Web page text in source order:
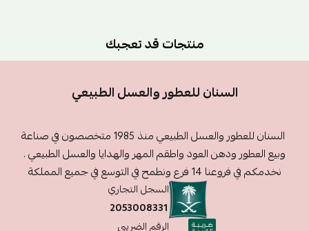
منتجات قد تعجبك
السنان للعطور والعسل الطبيعي
السنان للعطور والعسل الطبيعي منذ 1985 متخصصون في صناعة
وبيع العطور ودهن العود واطقم المهر والهدايا والعسل الطبيعي .
نخدمكم في فروعنا 14 فرع ونطمح في التوسع في جميع المملكة
السجل التجاري
2053008331
الرقم الضريبي